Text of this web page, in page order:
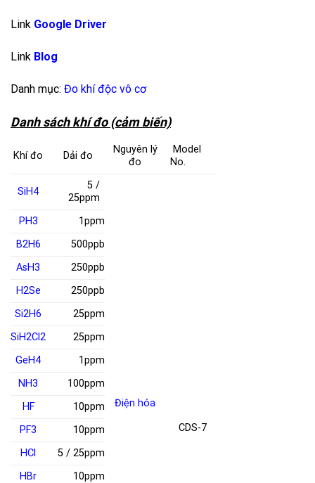
Link Google Driver
Link Blog
Danh mục: Đo khí độc vô cơ
Danh sách khí đo (cảm biến)
Khí đo Dải đo
Nguyên lý
đo
Model
No.
SiH4
5 /
25ppm
Điện hóa
CDS-7
PH3
1ppm
B2H6
500ppb
AsH3
250ppb
H2Se
250ppb
Si2H6
25ppm
SiH2Cl2
25ppm
GeH4
1ppm
NH3
100ppm
HF
10ppm
PF3
10ppm
HCl
5 / 25ppm
HBr
10ppm